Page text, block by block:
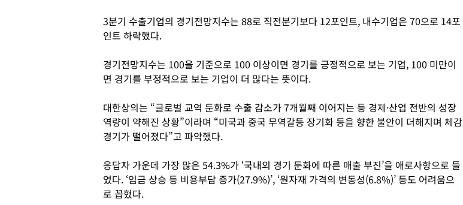
3분기 수출기업의 경기전망지수는 88로 직전분기보다 12포인트, 내수기업은 70으로 14포
인트 하락했다.
경기전망지수는 100을 기준으로 100 이상이면 경기를 긍정적으로 보는 기업, 100 미만이
면 경기를 부정적으로 보는 기업이 더 많다는 뜻이다.
대한상의는 “글로벌 교역 둔화로 수출 감소가 7개월째 이어지는 등 경제·산업 전반의 성장
역량이 약해진 상황”이라며 “미국과 중국 무역갈등 장기화 등을 향한 불안이 더해지며 체감
경기가 떨어졌다”고 파악했다.
응답자 가운데 가장 많은 54.3%가 ‘국내외 경기 둔화에 따른 매출 부진’을 애로사항으로 들
었다. ‘임금 상승 등 비용부담 증가(27.9%)’, ‘원자재 가격의 변동성(6.8%)’ 등도 어려움으
로 꼽혔다.